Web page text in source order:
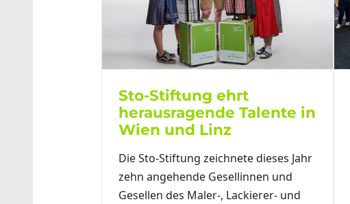
Sto-Stiftung ehrt
herausragende Talente in
Wien und Linz
Die Sto-Stiftung zeichnete dieses Jahr
zehn angehende Gesellinnen und
Gesellen des Maler-, Lackierer- und